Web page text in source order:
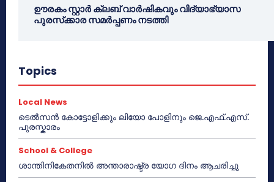
ഊരകം സ്റ്റാർ ക്ലബ് വാർഷികവും വിദ്യാഭ്യാസ
പുരസ്‌ക്കാര സമർപ്പണം നടത്തി
Topics
Local News
ടെൽസൻ കോട്ടോളിക്കും ലിയോ പോളിനും ജെ.എഫ്.എസ്.
പുരസ്കാരം
School & College
ശാന്തിനികേതനിൽ അന്താരാഷ്ട്ര യോഗ ദിനം ആചരിച്ചു